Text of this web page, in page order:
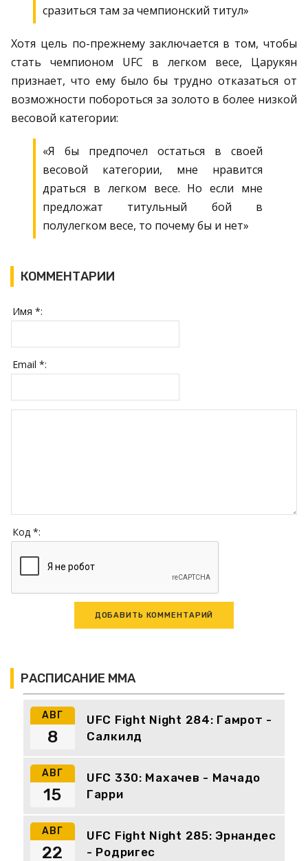
РАСПИСАНИЕ ММА
АВГ
UFC Fight Night 284: Гамрот -
Салкилд
8
АВГ
UFC 330: Махачев - Мачадо
Гарри
15
АВГ
UFC Fight Night 285: Эрнандес
- Родригес
22
сразиться там за чемпионский титул»
Хотя цель по-прежнему заключается в том, чтобы
стать чемпионом UFC в легком весе, Царукян
признает, что ему было бы трудно отказаться от
возможности побороться за золото в более низкой
весовой категории:
«Я бы предпочел остаться в своей
весовой категории, мне нравится
драться в легком весе. Но если мне
предложат титульный бой в
полулегком весе, то почему бы и нет»
КОММЕНТАРИИ
Имя *:
Email *:
Код *: